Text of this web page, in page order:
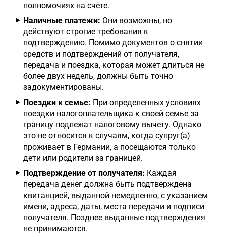
полномочиях на счете.
Наличные платежи: Они возможны, но
действуют строгие требования к
подтверждению. Помимо документов о снятии
средств и подтверждений от получателя,
передача и поездка, которая может длиться не
более двух недель, должны быть точно
задокументированы.
Поездки к семье: При определенных условиях
поездки налогоплательщика к своей семье за
границу подлежат налоговому вычету. Однако
это не относится к случаям, когда супруг(а)
проживает в Германии, а посещаются только
дети или родители за границей.
Подтверждение от получателя: Каждая
передача денег должна быть подтверждена
квитанцией, выданной немедленно, с указанием
имени, адреса, даты, места передачи и подписи
получателя. Позднее выданные подтверждения
не принимаются.